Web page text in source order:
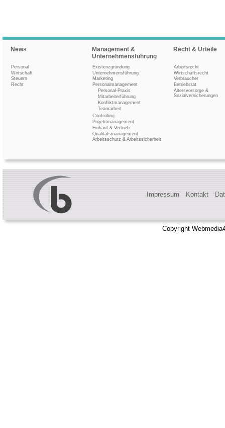
News
Personal
Wirtschaft
Steuern
Recht
Management &
Unternehmensführung
Existenzgründung
Unternehmensführung
Marketing
Personalmanagement
Personal-Praxis
Mitarbeiterführung
Konfliktmanagement
Teamarbeit
Controlling
Projektmanagement
Einkauf & Vertrieb
Qualitätsmanagement
Arbeitsschutz & Arbeitssicherheit
Recht & Urteile
Arbeitsrecht
Wirtschaftsrecht
Verbraucher
Betriebsrat
Altersvorsorge &
Sozialversicherungen
Impressum Kontakt
Copyright